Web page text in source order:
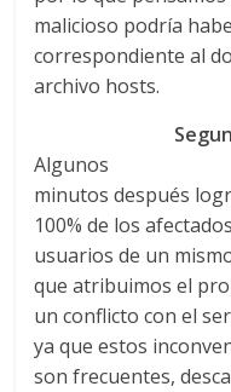
malicioso podría
correspondiente al
archivo hosts.
Algunos
minutos después
100% de los
usuarios de un
que atribuimos el
un conflicto con el
ya que estos
son frecuentes,